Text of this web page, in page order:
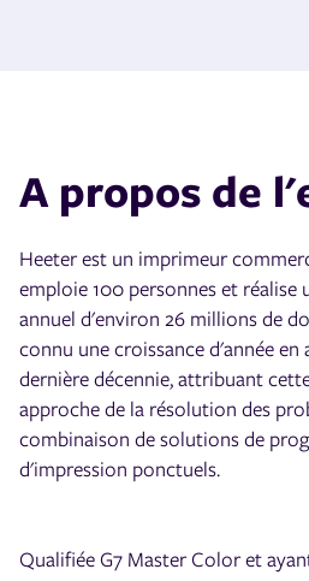
A propos de
Heeter est un imprimeur
emploie 100 personnes et réalise
annuel d'environ 26 millions de
connu une croissance d'année en
dernière décennie, attribuant
approche de la résolution des
combinaison de solutions de
d'impression ponctuels.
Qualifiée G7 Master Color et